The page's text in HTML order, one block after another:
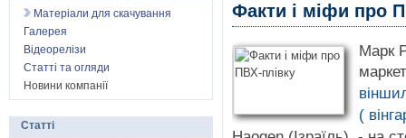
Факти і міфи про
Марк
(
Матеріали для скачування
Галерея
Відеорелізи
Статті та огляди
Новини компанії
Статті